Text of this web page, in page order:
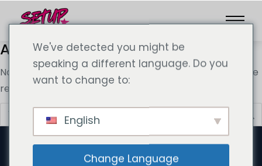
Aucun résultat
Nous ne trouvons pas ce que vous cherchez. La barre de
recherche pourrait vous être utile
We've detected you might be
speaking a different language. Do you
want to change to:
English
Change Language